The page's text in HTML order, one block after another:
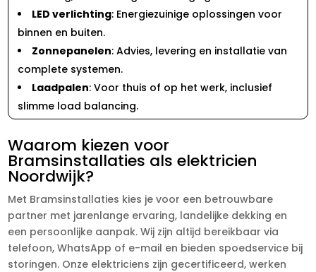
LED verlichting: Energiezuinige oplossingen voor
binnen en buiten.
Zonnepanelen: Advies, levering en installatie van
complete systemen.
Laadpalen: Voor thuis of op het werk, inclusief
slimme load balancing.
Waarom kiezen voor
Bramsinstallaties als elektricien
Noordwijk?
Met Bramsinstallaties kies je voor een betrouwbare
partner met jarenlange ervaring, landelijke dekking en
een persoonlijke aanpak. Wij zijn altijd bereikbaar via
telefoon, WhatsApp of e-mail en bieden spoedservice bij
storingen. Onze elektriciens zijn gecertificeerd, werken